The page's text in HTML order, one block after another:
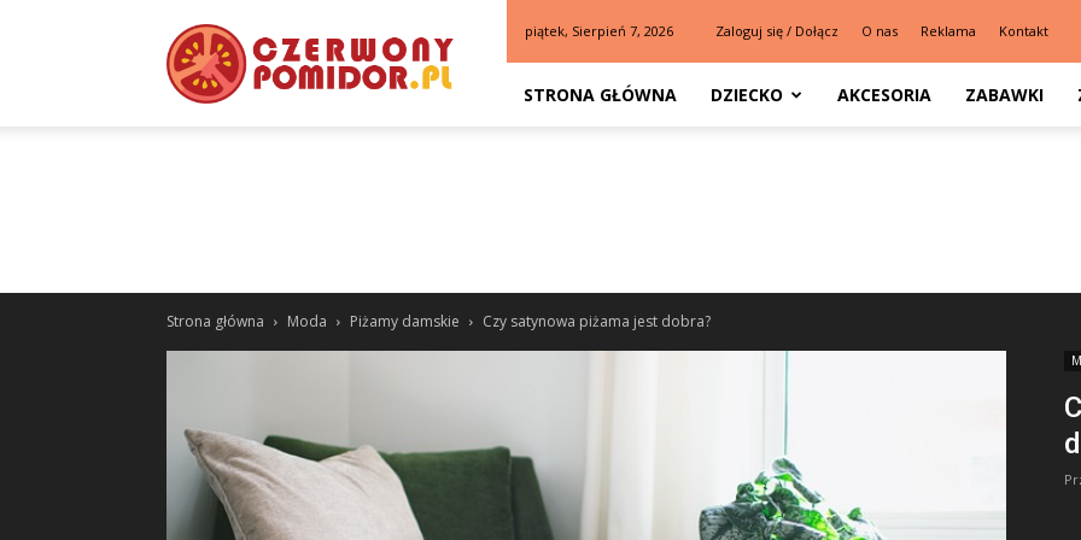
piątek, Sierpień 7, 2026 Zaloguj się / Dołącz O nas Reklama Kontakt
STRONA GŁÓWNA DZIECKO AKCESORIA ZABAWKI
Strona główna Moda Piżamy damskie Czy satynowa piżama jest dobra?